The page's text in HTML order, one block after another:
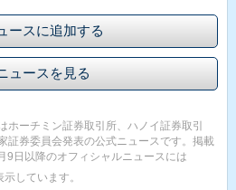
ースに追加する
ュースを見る
ーチミン証券取引所、ハノイ証券取引
証券委員会発表の公式ニュースです。掲載
9日以降のオフィシャルニュースには
しています。